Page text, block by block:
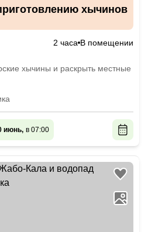
хычинов
2 часа В помещении
хычины и раскрыть местные
июнь, в 07:00